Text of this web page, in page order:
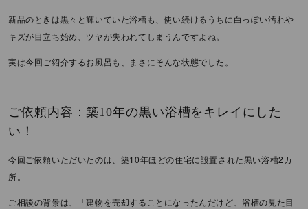
新品のときは黒々と輝いていた浴槽も、使い続けるうちに白っぽい汚れや
キズが目立ち始め、ツヤが失われてしまうんですよね。
実は今回ご紹介するお風呂も、まさにそんな状態でした。
ご依頼内容：築10年の黒い浴槽をキレイにした
い！
今回ご依頼いただいたのは、築10年ほどの住宅に設置された黒い浴槽2カ
所。
ご相談の背景は、「建物を売却することになったんだけど、浴槽の見た目